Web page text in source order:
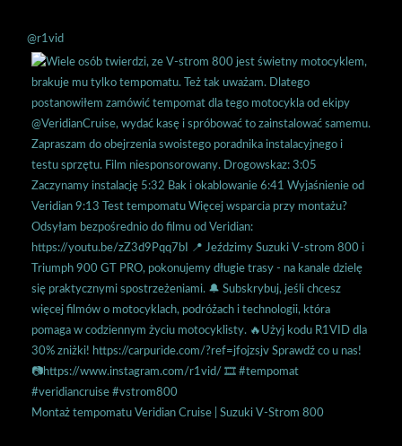
@r1vid
Montaż tempomatu Veridian Cruise | Suzuki V-Strom 800